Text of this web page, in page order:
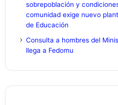
sobrepoblación y
comunidad exige nuevo
de Educación
Consulta a hombres del
llega a Fedomu